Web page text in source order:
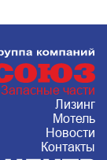
Запасные части
Лизинг
Мотель
Новости
Контакты